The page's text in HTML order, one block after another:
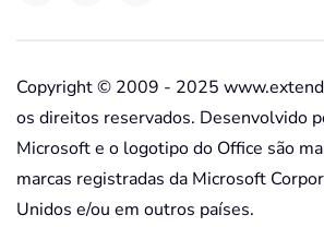
Copyright © 2009 - 2025
os direitos reservados. Desenvolvido
Microsoft e o logotipo do Office são
marcas registradas da Microsoft
Unidos e/ou em outros países.